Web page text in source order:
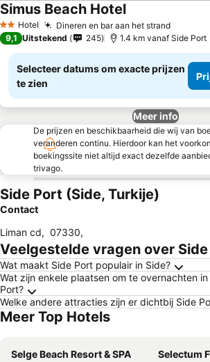
2 Sterren
Hotel Dineren en bar aan het strand
Simus Beach Hotel
9,1 Uitstekend 245 1.4 km vanaf Side Port
Selecteer datums om exacte prijzen
te zien
Meer info
De prijzen en beschikbaarheid die wij van
veranderen continu. Hierdoor kan het
boekingssite niet altijd exact dezelfde
trivago.
Side Port (Side, Turkije)
Contact
Liman cd, 07330,
Veelgestelde vragen over
Wat maakt Side Port populair in Side?
Wat zijn enkele plaatsen om te overnachten
Port?
Welke andere attracties zijn er dichtbij Side
Meer Top Hotels
Selge Beach Resort & SPA
Selectum